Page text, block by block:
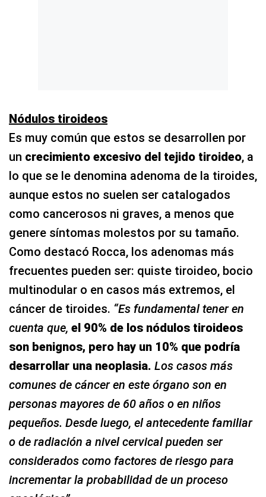
Nódulos tiroideos
Es muy común que estos se desarrollen por
un crecimiento excesivo del tejido tiroideo, a
lo que se le denomina adenoma de la tiroides,
aunque estos no suelen ser catalogados
como cancerosos ni graves, a menos que
genere síntomas molestos por su tamaño.
Como destacó Rocca, los adenomas más
frecuentes pueden ser: quiste tiroideo, bocio
multinodular o en casos más extremos, el
cáncer de tiroides. “Es fundamental tener en
cuenta que, el 90% de los nódulos tiroideos
son benignos, pero hay un 10% que podría
desarrollar una neoplasia. Los casos más
comunes de cáncer en este órgano son en
personas mayores de 60 años o en niños
pequeños. Desde luego, el antecedente familiar
o de radiación a nivel cervical pueden ser
considerados como factores de riesgo para
incrementar la probabilidad de un proceso